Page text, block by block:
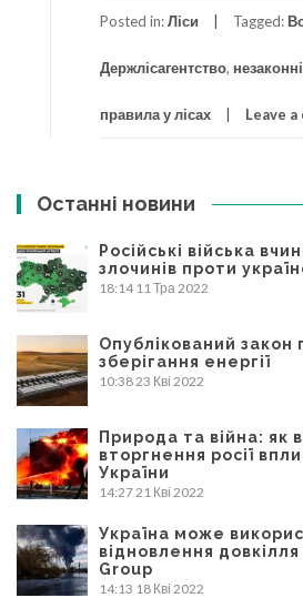
Posted in:Ліси Tagged:
Держлісагентство,
правила у лісах Leave
Останні новини
Російські війська
злочинів проти
18:14 11 Тра 2022
Опублікований закон
зберігання енергії
10:38 23 Кві 2022
Природа та війна: як
вторгнення росії
України
14:27 21 Кві 2022
Україна може
відновлення довкілля
Group
14:13 18 Кві 2022